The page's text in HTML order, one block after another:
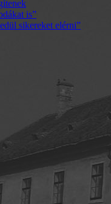
is”
sikereket elérni”